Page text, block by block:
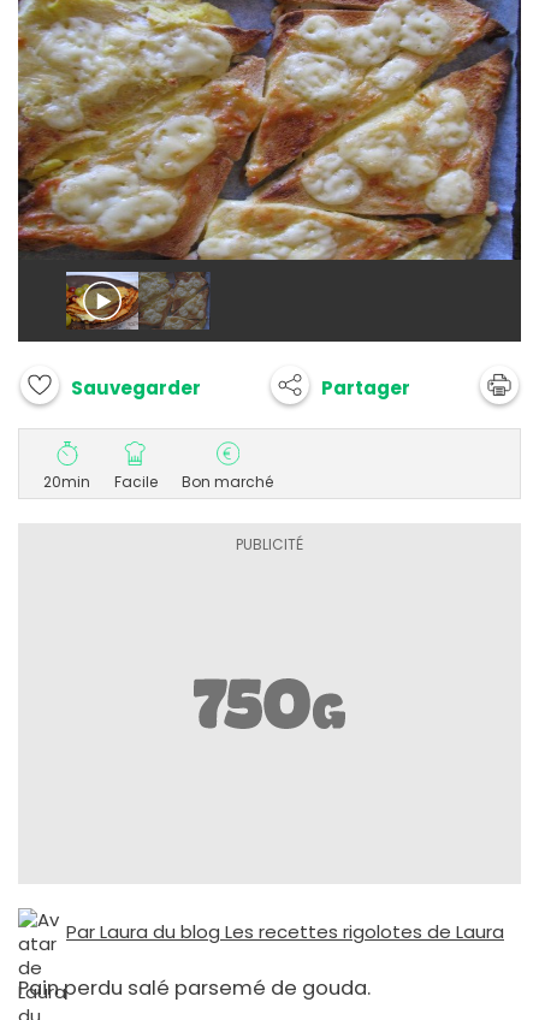
Sauvegarder Partager
20min Facile Bon marché
Par Laura du blog Les recettes rigolotes de Laura
Pain perdu salé parsemé de gouda.